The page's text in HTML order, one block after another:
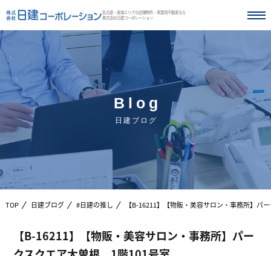
名古屋・東海エリアの店舗物件・事業用不動産なら
株式会社日建コーポレーション
Blog
日建ブログ
TOP 日建ブログ #日建の推し 【B-16211】【物販・美容サロン・事務所】
【B-16211】【物販・美容サロン・事務所】パー